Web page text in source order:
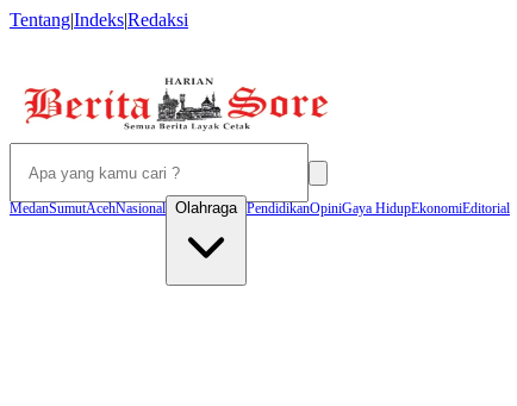
Tentang|Indeks|Redaksi
MedanSumutAcehNasional Olahraga PendidikanOpiniGaya HidupEkonomiEditorial